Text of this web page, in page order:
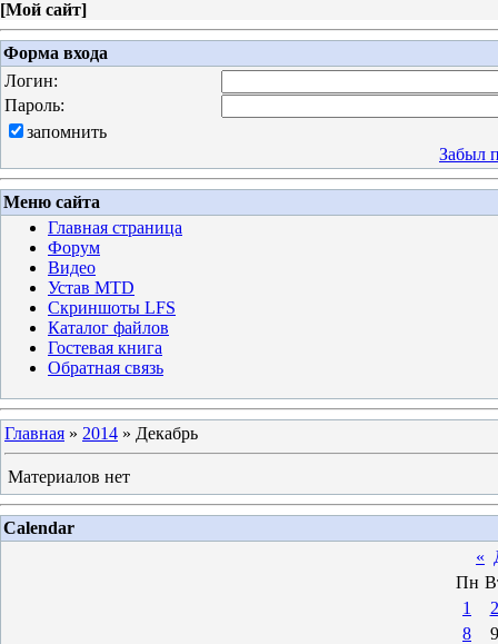
[Мой сайт]
Форма входа
Логин:
Пароль:
запомнить
Забыл
Меню сайта
Главная страница
Форум
Видео
Устав MTD
Скриншоты LFS
Каталог файлов
Гостевая книга
Обратная связь
Главная » 2014 » Декабрь
Материалов нет
Calendar
«
Пн
1
2
8
9